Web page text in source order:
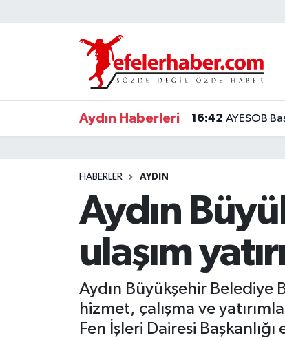
Aydın Haberleri 16:42 AYESOB
HABERLER AYDIN
Aydın
ulaşım
Aydın Büyükşehir
hizmet, çalışma ve
Fen İşleri Dairesi
Nöbetçi Eczaneler
Hava Durumu
Aydin Namaz Vakitleri
Tüm Manşetler
Son Dakika Haberleri
Haber Arşivi